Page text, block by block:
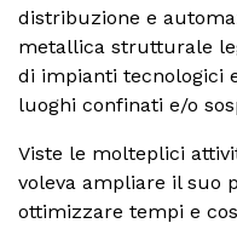
distribuzione e
metallica strutturale
di impianti tecnologici
luoghi confinati e/o
Viste le molteplici
voleva ampliare il suo
ottimizzare tempi e